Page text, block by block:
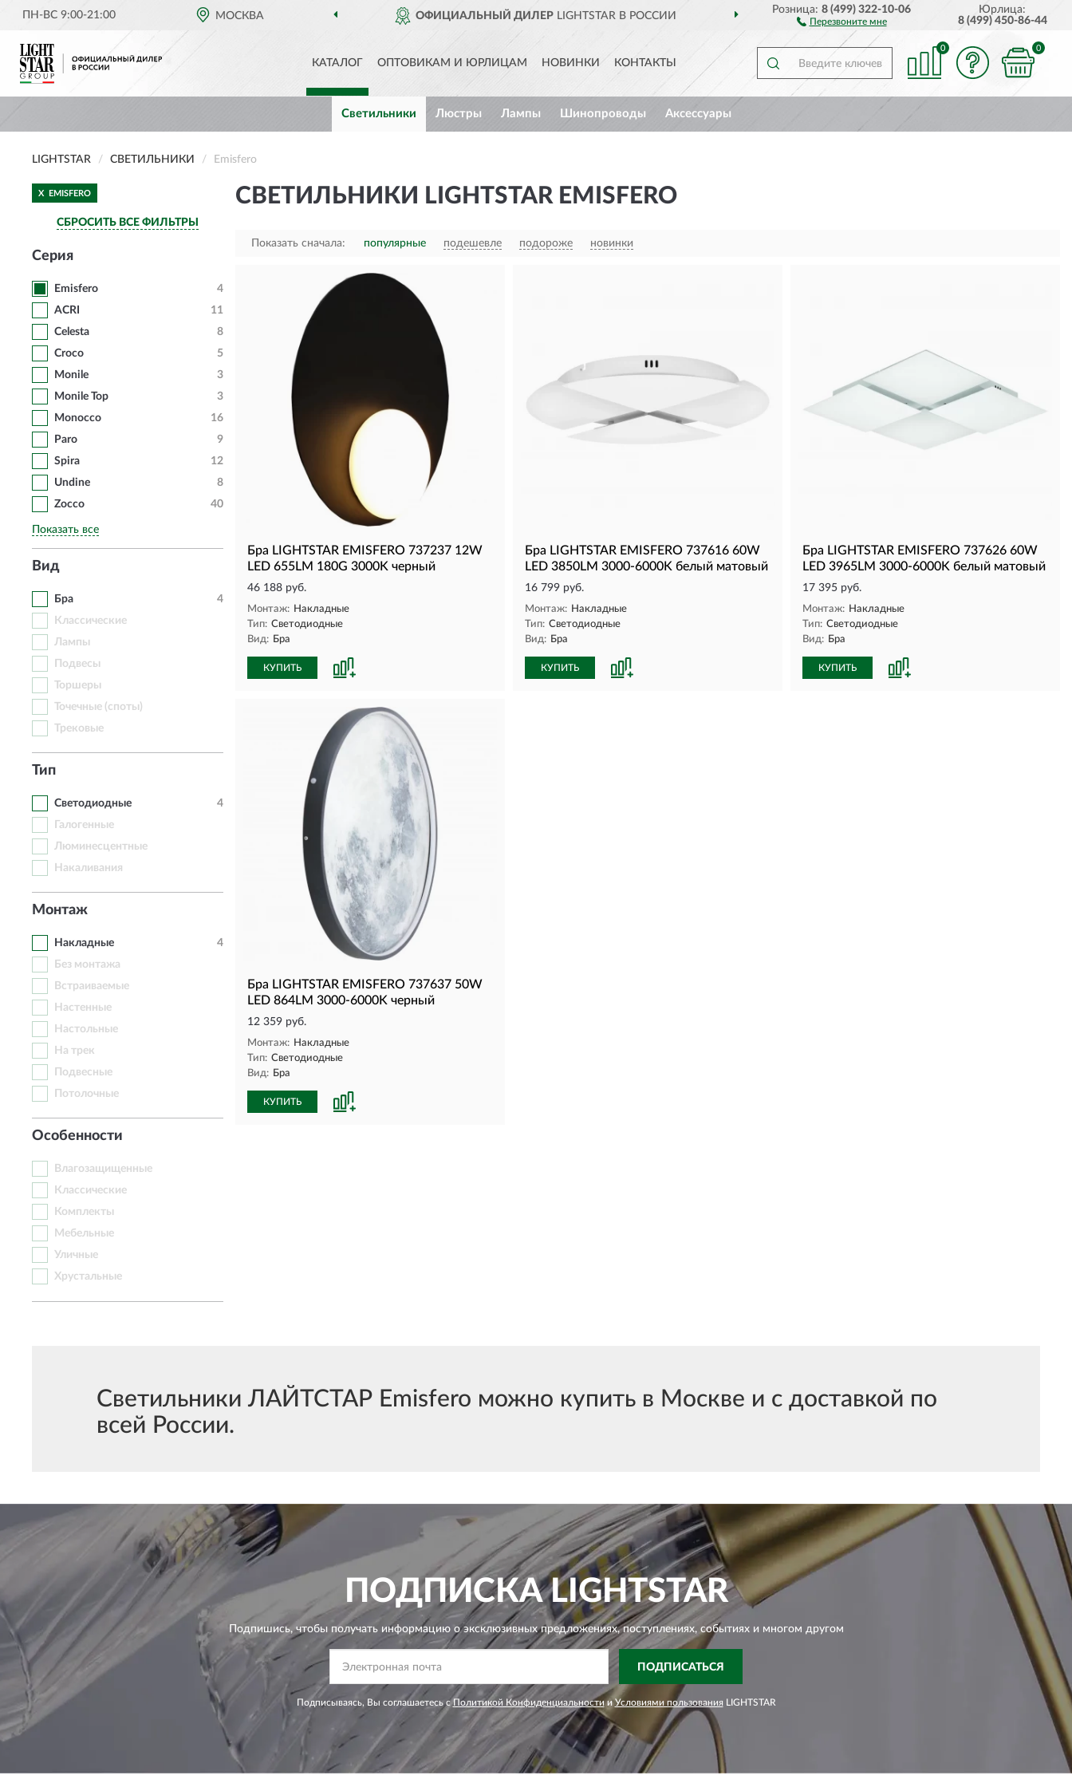
ПН-ВС 9:00-21:00 МОСКВА ОФИЦИАЛЬНЫЙ ДИЛЕР LIGHTSTAR В РОССИИ ДОСТАВИМ ПО ВСЕЙ РОССИИ
Розница:8 (499) 322-10-06
Перезвоните мне
Юрлица:
8 (499) 450-86-44
КАТАЛОГ ОПТОВИКАМ И ЮРЛИЦАМ НОВИНКИ КОНТАКТЫ
0 0
Светильники Люстры Лампы Шинопроводы Аксессуары
LIGHTSTAR СВЕТИЛЬНИКИ Emisfero
X EMISFERO
СБРОСИТЬ ВСЕ ФИЛЬТРЫ
Серия
Emisfero
4
ACRI
11
Celesta
8
Croco
5
Monile
3
Monile Top
3
Monocco
16
Paro
9
Spira
12
Undine
8
Zocco
40
Показать все
Вид
Бра
4
Классические
Лампы
Подвесы
Торшеры
Точечные (споты)
Трековые
Тип
Светодиодные
4
Галогенные
Люминесцентные
Накаливания
Монтаж
Накладные
4
Без монтажа
Встраиваемые
Настенные
Настольные
На трек
Подвесные
Потолочные
Особенности
Влагозащищенные
Классические
Комплекты
Мебельные
Уличные
Хрустальные
СВЕТИЛЬНИКИ LIGHTSTAR EMISFERO
Показать сначала: популярные подешевле подороже новинки
Бра LIGHTSTAR EMISFERO 737237 12W
LED 655LM 180G 3000K черный
46 188 руб.
Монтаж: Накладные
Тип: Светодиодные
Вид: Бра
КУПИТЬ
Бра LIGHTSTAR EMISFERO 737616 60W
LED 3850LM 3000-6000K белый матовый
16 799 руб.
Монтаж: Накладные
Тип: Светодиодные
Вид: Бра
КУПИТЬ
Бра LIGHTSTAR EMISFERO 737626 60W
LED 3965LM 3000-6000K белый матовый
17 395 руб.
Монтаж: Накладные
Тип: Светодиодные
Вид: Бра
КУПИТЬ
Бра LIGHTSTAR EMISFERO 737637 50W
LED 864LM 3000-6000K черный
12 359 руб.
Монтаж: Накладные
Тип: Светодиодные
Вид: Бра
КУПИТЬ
Светильники ЛАЙТСТАР Emisfero можно купить в Москве и с доставкой по
всей России.
ПОДПИСКАLIGHTSTAR
Подпишись, чтобы получать информацию о эксклюзивных предложениях,поступлениях, событиях и многом другом
ПОДПИСАТЬСЯ
Подписываясь, Вы соглашаетесь сПолитикой Конфиденциальности иУсловиями пользования LIGHTSTAR